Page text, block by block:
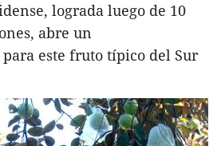
lograda luego de 10
abre un
este fruto típico del Sur